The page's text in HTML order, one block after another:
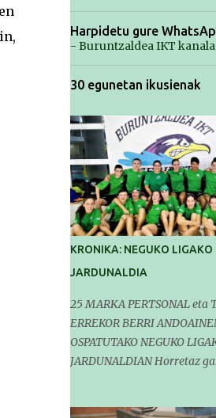
Harpidetu gure
- Buruntzaldea IKT kanala
30 egunetan ikusienak
KRONIKA: NEGUKO LIGAKO
JARDUNALDIA
25 MARKA PERTSONAL eta
ERREKOR BERRI
OSPATUTAKO NEGUKO
JARDUNALDIAN Horretaz